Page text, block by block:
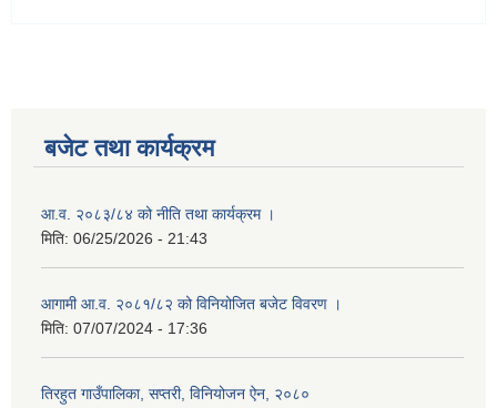
बजेट तथा कार्यक्रम
आ.व. २०८३/८४ को नीति तथा कार्यक्रम ।
मिति: 06/25/2026 - 21:43
आगामी आ.व. २०८१/८२ को विनियोजित बजेट विवरण ।
मिति: 07/07/2024 - 17:36
तिरहुत गाउँपालिका, सप्तरी, विनियोजन ऐन, २०८०